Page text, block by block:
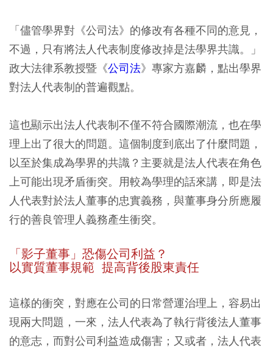
「儘管學界對《公司法》的修改有各種不同的意見，
不過，只有將法人代表制度修改掉是法學界共識。」
政大法律系教授暨《公司法》專家方嘉麟，點出學界
對法人代表制的普遍觀點。
這也顯示出法人代表制不僅不符合國際潮流，也在學
理上出了很大的問題。這個制度到底出了什麼問題，
以至於集成為學界的共識？主要就是法人代表在角色
上可能出現矛盾衝突。用較為學理的話來講，即是法
人代表對於法人董事的忠實義務，與董事身分所應履
行的善良管理人義務產生衝突。
「影子董事」恐傷公司利益？
以實質董事規範 提高背後股東責任
這樣的衝突，對應在公司的日常營運治理上，容易出
現兩大問題，一來，法人代表為了執行背後法人董事
的意志，而對公司利益造成傷害；又或者，法人代表